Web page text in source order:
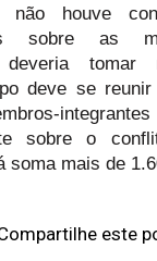
não houve
sobre as
deveria tomar
deve se
sobre o
soma mais de
este